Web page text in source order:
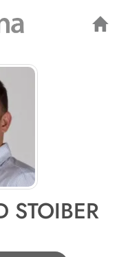
STOIBER